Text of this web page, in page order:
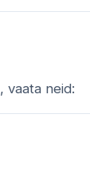
vaata neid: